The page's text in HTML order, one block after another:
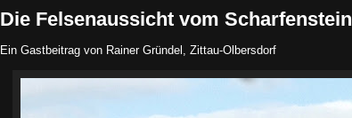
Die Felsenaussicht vom Scharfenstein
Ein Gastbeitrag von Rainer Gründel, Zittau-Olbersdorf